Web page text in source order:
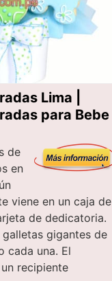
Lima |
para Bebe
de
en
viene en un caja de
de dedicatoria.
gigantes de
cada una. El
recipiente